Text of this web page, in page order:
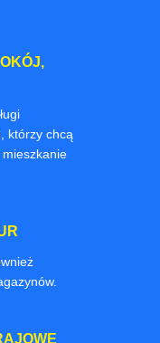
którzy chcą